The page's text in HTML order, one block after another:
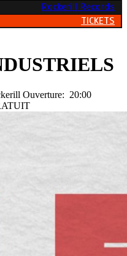
Rockerill Records
TICKETS
Ouverture: 20:00